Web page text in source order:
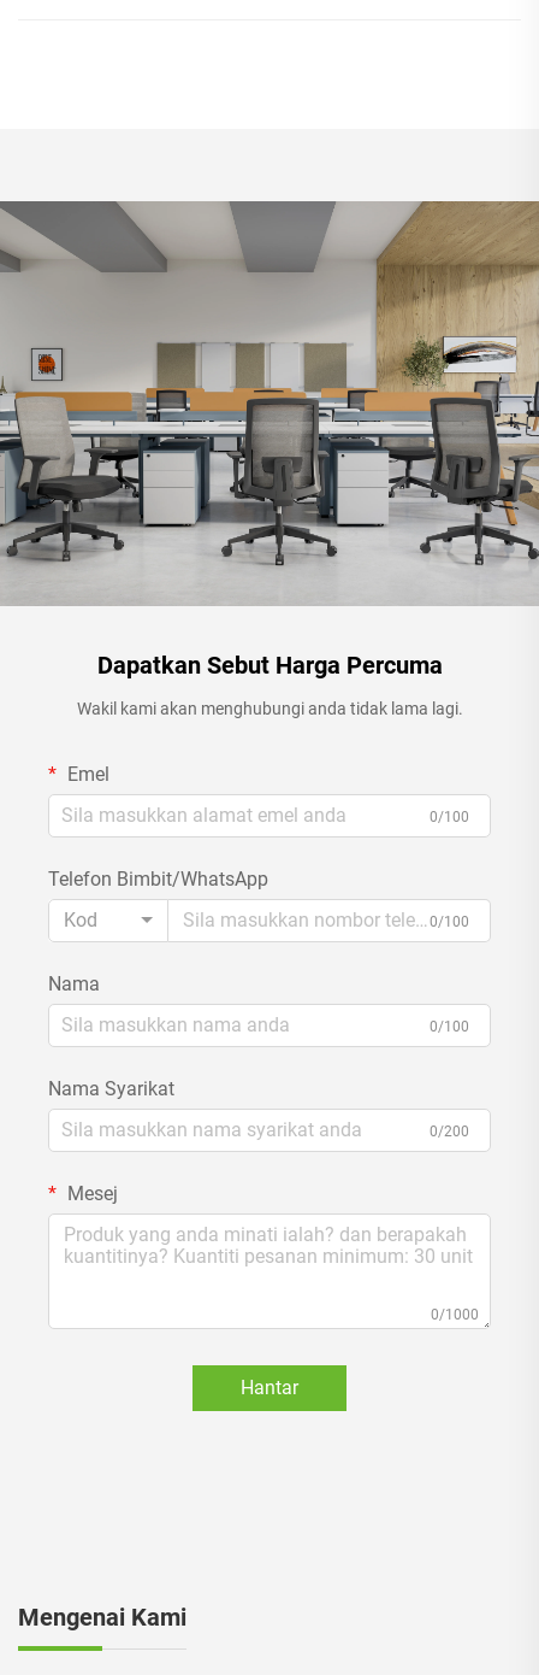
Dapatkan Sebut Harga Percuma
Wakil kami akan menghubungi anda tidak lama lagi.
Emel
0/100
Telefon Bimbit/WhatsApp
Kod
0/100
Nama
0/100
Nama Syarikat
0/200
Mesej
0/1000
Hantar
Mengenai Kami